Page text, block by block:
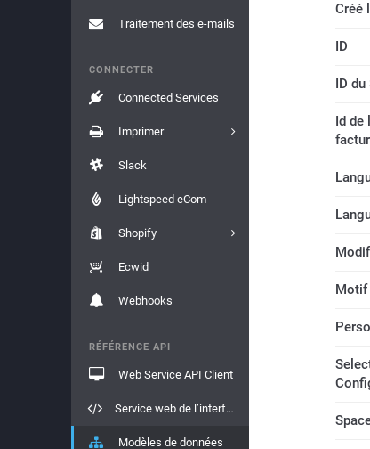
Traitement des e-mails
CONNECTER
Connected Services
Imprimer
Slack
Lightspeed eCom
Shopify
Ecwid
Webhooks
RÉFÉRENCE API
Web Service API Client
Service web de l’interface API
Modèles de données
Créé
ID
ID
Id de
Motif